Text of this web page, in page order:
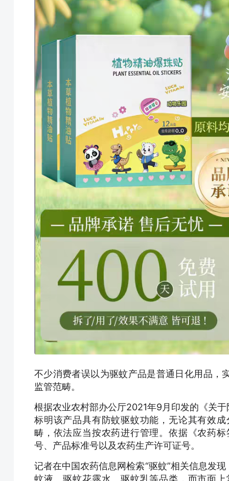
不少消费者误以为驱蚊产品是普通日化用品，
监管范畴。
根据农业农村部办公厅2021年9月印发的《关
标明该产品具有防蚊驱蚊功能，无论其有效
畴，依法应当按农药进行管理。依据《农药
号、产品标准号以及农药生产许可证号。
记者在中国农药信息网检索“驱蚊”相关信息发
蚊液、驱蚊花露水、驱蚊乳等品类，而市面